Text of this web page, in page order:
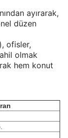
ayırarak,
düzen
ofisler,
olmak
hem konut